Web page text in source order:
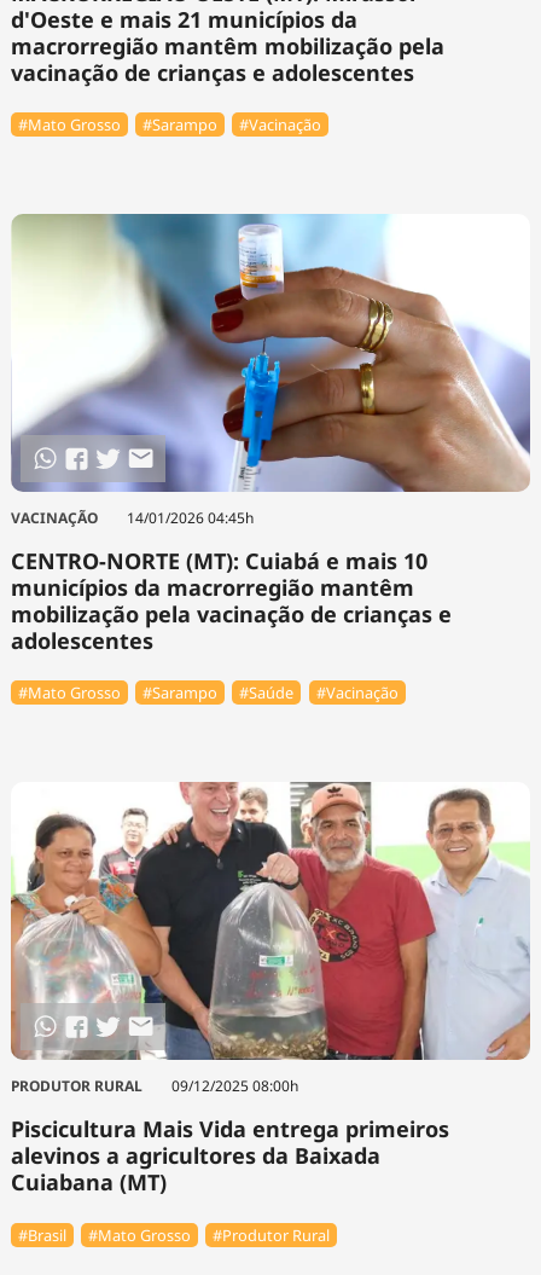
d'Oeste e mais 21 municípios da
macrorregião mantêm mobilização pela
vacinação de crianças e adolescentes
#Mato Grosso #Sarampo #Vacinação
VACINAÇÃO 14/01/2026 04:45h
CENTRO-NORTE (MT): Cuiabá e mais 10
municípios da macrorregião mantêm
mobilização pela vacinação de crianças e
adolescentes
#Mato Grosso #Sarampo #Saúde #Vacinação
PRODUTOR RURAL 09/12/2025 08:00h
Piscicultura Mais Vida entrega primeiros
alevinos a agricultores da Baixada
Cuiabana (MT)
#Brasil #Mato Grosso #Produtor Rural